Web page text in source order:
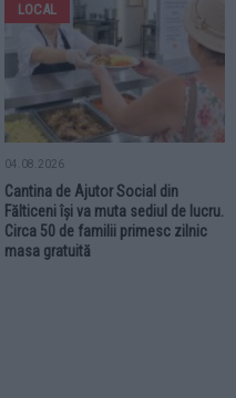
LOCAL
04.08.2026
Cantina de Ajutor Social din
Fălticeni își va muta sediul de lucru.
Circa 50 de familii primesc zilnic
masa gratuită